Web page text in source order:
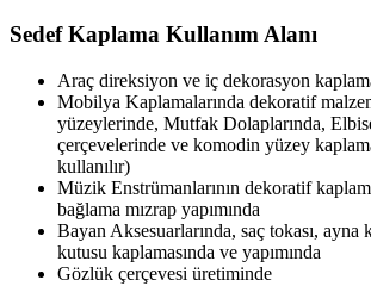
Sedef Kaplama Kullanım Alanı
Araç direksiyon ve iç dekorasyon
Mobilya Kaplamalarında dekoratif
yüzeylerinde, Mutfak Dolaplarında,
çerçevelerinde ve komodin yüzey
kullanılır)
Müzik Enstrümanlarının dekoratif
bağlama mızrap yapımında
Bayan Aksesuarlarında, saç tokası, ayna
kutusu kaplamasında ve yapımında
Gözlük çerçevesi üretiminde